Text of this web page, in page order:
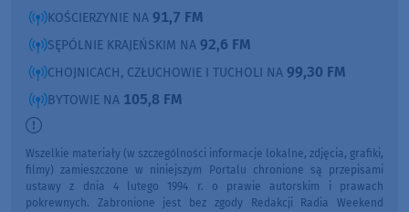
KOŚCIERZYNIE NA 91,7 FM
SĘPÓLNIE KRAJEŃSKIM NA 92,6 FM
CHOJNICACH, CZŁUCHOWIE I TUCHOLI NA 99,30 FM
BYTOWIE NA 105,8 FM
Wszelkie materiały (w szczególności informacje lokalne, zdjęcia, grafiki,
filmy) zamieszczone w niniejszym Portalu chronione są przepisami
ustawy z dnia 4 lutego 1994 r. o prawie autorskim i prawach
pokrewnych. Zabronione jest bez zgody Redakcji Radia Weekend